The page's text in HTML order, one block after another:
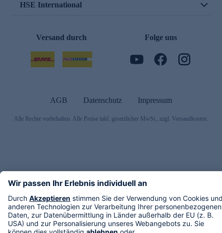
HSE International
Versand durch Folge uns
AGB Datenschutz Impressum
Alle Rechte vorbehalten. Alle Preise inkl. gesetzlicher MwSt., zzgl. Versandkosten.